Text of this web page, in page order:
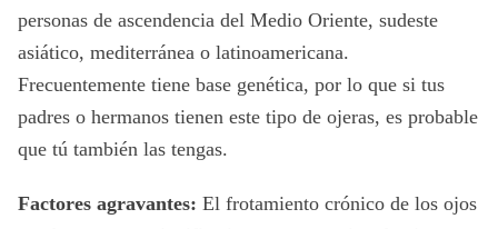
personas de ascendencia del Medio Oriente, sudeste
asiático, mediterránea o latinoamericana.
Frecuentemente tiene base genética, por lo que si tus
padres o hermanos tienen este tipo de ojeras, es probable
que tú también las tengas.
Factores agravantes: El frotamiento crónico de los ojos